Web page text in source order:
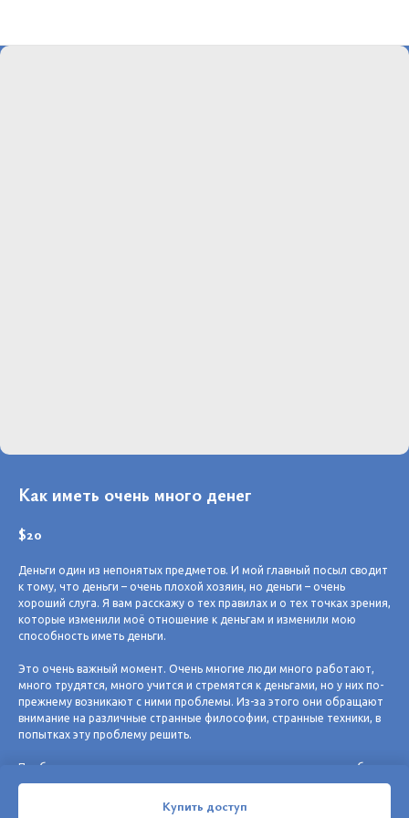
Как иметь очень много денег
$20
Купить доступ
Деньги один из непонятых предметов. И мой главный посыл сводит
к тому, что деньги – очень плохой хозяин, но деньги – очень
хороший слуга. Я вам расскажу о тех правилах и о тех точках зрения,
которые изменили моё отношение к деньгам и изменили мою
способность иметь деньги.
Это очень важный момент. Очень многие люди много работают,
много трудятся, много учится и стремятся к деньгами, но у них по-
прежнему возникают с ними проблемы. Из-за этого они обращают
внимание на различные странные философии, странные техники, в
попытках эту проблему решить.
Проблема денег решается гораздо легче, чем вы думаете, и об
этом мы поговорим.